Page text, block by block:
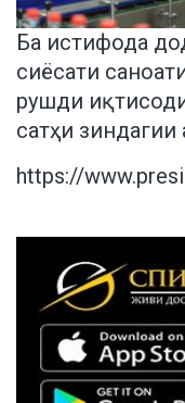
Ба истифода
сиёсати
рушди
сатҳи
https://